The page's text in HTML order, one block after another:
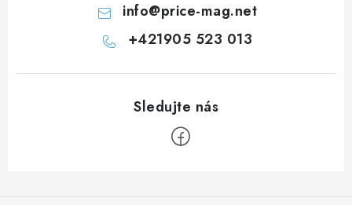
info@price-mag.net
+421905 523 013